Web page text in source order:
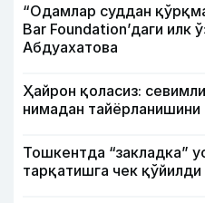
“Одамлар суддан
Bar Foundation’даги илк
Абдуахатова
Ҳайрон қоласиз:
нимадан тайёрланишини
Тошкентда “закладка”
тарқатишга чек қўйилди